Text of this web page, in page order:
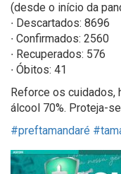
(desde o início da
∙ Descartados: 8696
∙ Confirmados: 2560
∙ Recuperados: 576
∙ Óbitos: 41
Reforce os cuidados,
álcool 70%. Proteja-
#preftamandaré